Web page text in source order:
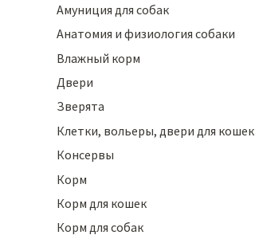
Амуниция для собак
Анатомия и физиология собаки
Влажный корм
Двери
Зверята
Клетки, вольеры, двери для кошек
Консервы
Корм
Корм для кошек
Корм для собак